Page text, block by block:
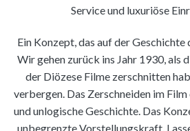
Service und luxuriöse
Ein Konzept, das auf der Geschichte
Wir gehen zurück ins Jahr 1930, als
der Diözese Filme zerschnitten
verbergen. Das Zerschneiden im
und unlogische Geschichte. Das
unbegrenzte Vorstellungskraft.